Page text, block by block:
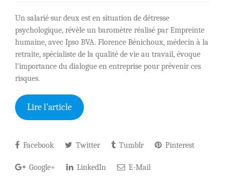
Un salarié sur deux est en situation de détresse
psychologique, révèle un baromètre réalisé par Empreinte
humaine, avec Ipso BVA. Florence Bénichoux, médecin à la
retraite, spécialiste de la qualité de vie au travail, évoque
l’importance du dialogue en entreprise pour prévenir ces
risques.
Lire l’article
Facebook Twitter Tumblr Pinterest
Google+ LinkedIn E-Mail